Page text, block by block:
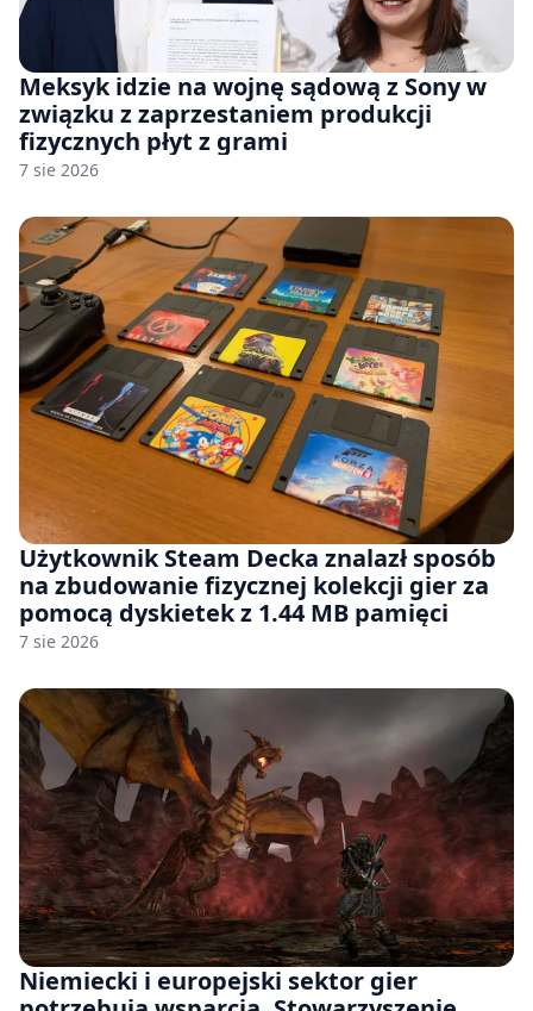
Meksyk idzie na wojnę sądową z Sony w
związku z zaprzestaniem produkcji
fizycznych płyt z grami
7 sie 2026
Użytkownik Steam Decka znalazł sposób
na zbudowanie fizycznej kolekcji gier za
pomocą dyskietek z 1.44 MB pamięci
7 sie 2026
Niemiecki i europejski sektor gier